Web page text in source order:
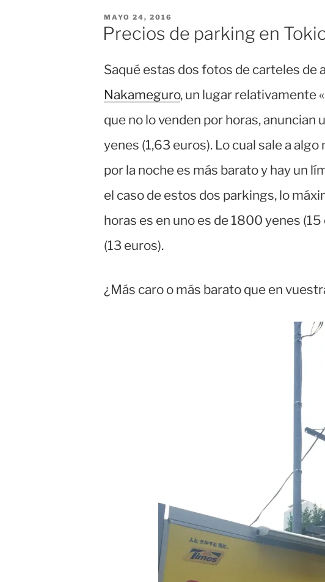
PUBLICADO
EL
MAYO 24, 2016
Precios de parking en
Saqué estas dos fotos de carteles de
Nakameguro, un lugar relativamente
que no lo venden por horas,
yenes (1,63 euros). Lo cual sale a
por la noche es más barato y hay un
el caso de estos dos parkings, lo
horas es en uno es de 1800 yenes
(13 euros).
¿Más caro o más barato que en